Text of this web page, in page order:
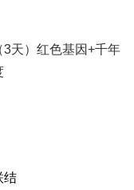
天）红色基因+千年
结